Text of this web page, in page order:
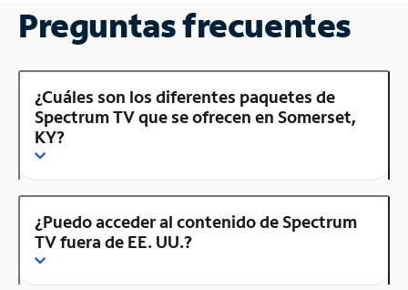
Preguntas frecuentes
¿Cuáles son los diferentes paquetes de
Spectrum TV que se ofrecen en Somerset,
KY?
¿Puedo acceder al contenido de Spectrum
TV fuera de EE. UU.?